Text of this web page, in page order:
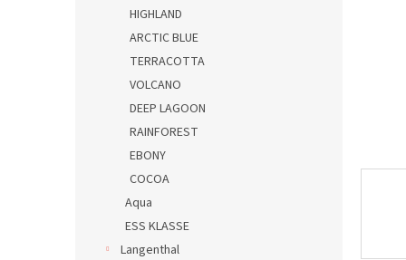
HIGHLAND
ARCTIC BLUE
TERRACOTTA
VOLCANO
DEEP LAGOON
RAINFOREST
EBONY
COCOA
Aqua
ESS KLASSE
Langenthal